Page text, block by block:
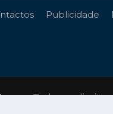
Publicidade
. Todos os